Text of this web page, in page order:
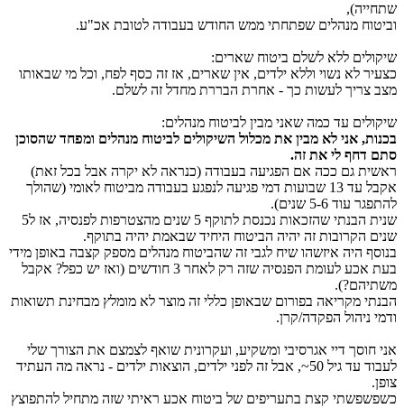
שתחייה),
וביטוח מנהלים שפתחתי ממש החודש בעבודה לטובת אכ"ע.
שיקולים ללא לשלם ביטוח שארים:
כצעיר לא נשוי וללא ילדים, אין שארים, אז זה כסף לפח, וכל מי שבאותו
מצב צריך לעשות כך - אחרת הבררת מחדל זה לשלם.
שיקולים עד כמה שאני מבין לביטוח מנהלים:
בכנות, אני לא מבין את מכלול השיקולים לביטוח מנהלים ומפחד שהסוכן
סתם דחף לי את זה.
ראשית גם ככה אם הפגיעה בעבודה (כנראה לא יקרה אבל בכל זאת)
אקבל עד 13 שבועות דמי פגיעה לנפגע בעבודה מביטוח לאומי (שהולך
להתפגר עוד 5-6 שנים).
שנית הבנתי שהזכאות נכנסת לתוקף 5 שנים מהצטרפות לפנסיה, אז ל5
שנים הקרובות זה יהיה הביטוח היחיד שבאמת יהיה בתוקף.
בנוסף היה איזשהו שיח לגבי זה שהביטוח מנהלים מספק קצבה באופן מידי
בעת אכע לעומת הפנסיה שזה רק לאחר 3 חודשים (ואז יש כפל? אקבל
משתיהם?).
הבנתי מקריאה בפורום שבאופן כללי זה מוצר לא מומלץ מבחינת תשואות
ודמי ניהול הפקדה/קרן.
אני חוסך דיי אגרסיבי ומשקיע, ועקרונית שואף לצמצם את הצורך שלי
לעבוד עד גיל 50~, אבל זה לפני ילדים, הוצאות ילדים - נראה מה העתיד
צופן.
כשפשפשתי קצת בתעריפים של ביטוח אכע ראיתי שזה מתחיל להתפוצץ